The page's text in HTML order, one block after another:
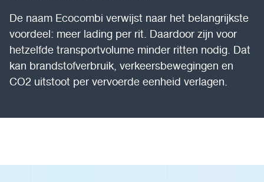
De naam Ecocombi verwijst naar het belangrijkste
voordeel: meer lading per rit. Daardoor zijn voor
hetzelfde transportvolume minder ritten nodig. Dat
kan brandstofverbruik, verkeersbewegingen en
CO2 uitstoot per vervoerde eenheid verlagen.